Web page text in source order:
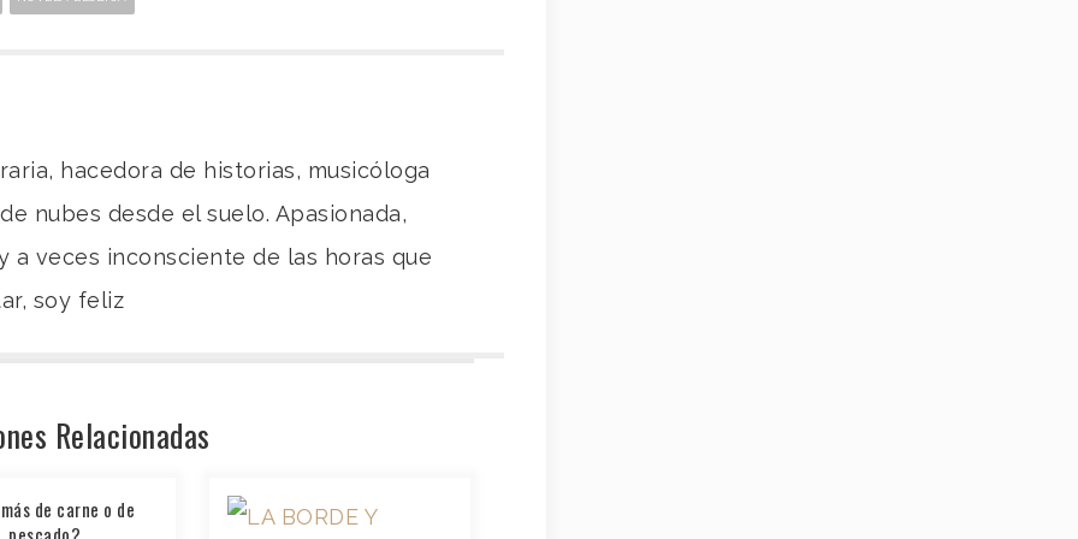
hacedora de historias, musicóloga
nubes desde el suelo. Apasionada,
a veces inconsciente de las horas que
soy feliz
Relacionadas
de carne o de